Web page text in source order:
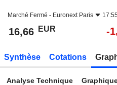
Marché Fermé - Euronext Paris
16,66 EUR -
Synthèse Cotations
Analyse Technique